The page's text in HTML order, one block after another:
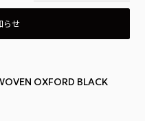
らせ
OXFORD BLACK